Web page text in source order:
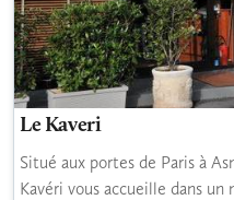
Le Kaveri
Situé aux portes de Paris à
Kavéri vous accueille dans